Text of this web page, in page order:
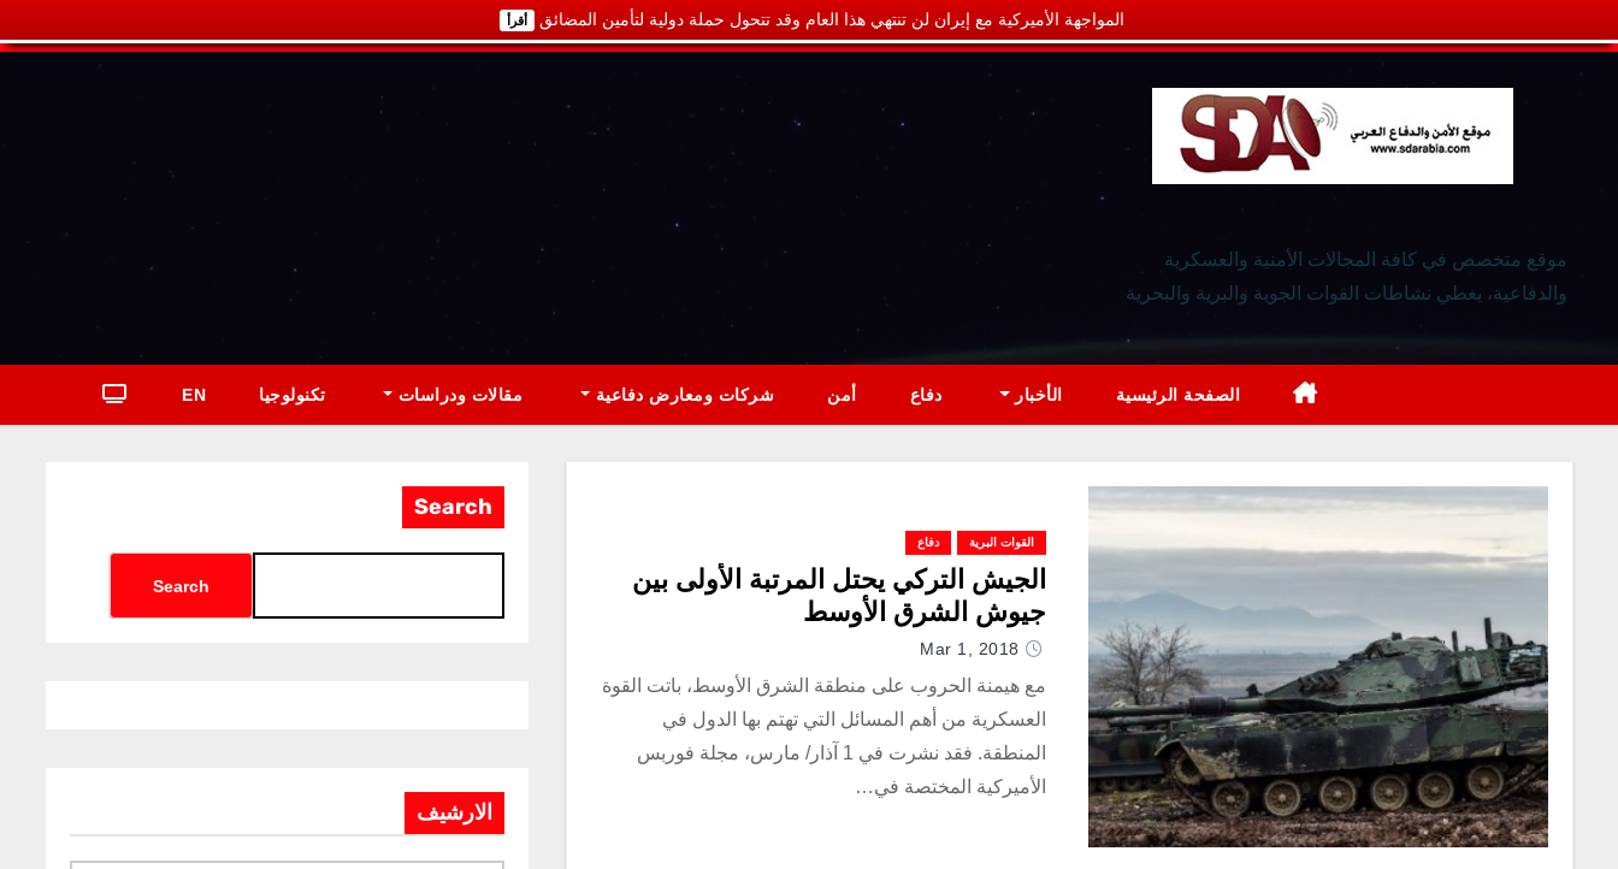
المواجهة الأميركية مع إيران لن تنتهي هذا العام وقد تتحول حملة دولية لتأمين المضائق أقرأ
موقع متخصص في كافة المجالات الأمنية والعسكرية
والدفاعية، يغطي نشاطات القوات الجوية والبرية والبحرية
الصفحة الرئيسية الأخبار دفاع أمن شركات ومعارض دفاعية مقالات ودراسات تكنولوجيا EN
القوات البرية دفاع
الجيش التركي يحتل المرتبة الأولى بين
جيوش الشرق الأوسط
Mar 1, 2018
مع هيمنة الحروب على منطقة الشرق الأوسط، باتت القوة
العسكرية من أهم المسائل التي تهتم بها الدول في
المنطقة. فقد نشرت في 1 آذار/ مارس، مجلة فوربس
الأميركية المختصة في…
Search
Search
الارشيف